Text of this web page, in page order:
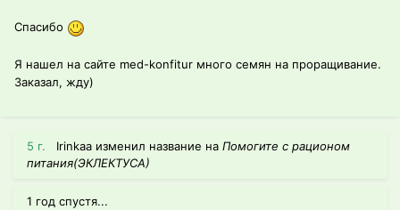
Спасибо
Я нашел на сайте med-konfitur много семян на проращивание.
Заказал, жду)
5 г. Irinkaa изменил название на Помогите с рационом
питания(ЭКЛЕКТУСА)
1 год спустя...